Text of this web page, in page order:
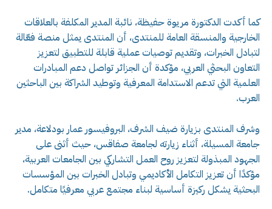
كما أكدت الدكتورة مريوة حفيظة، نائبة المدير المكلفة بالعلاقات
الخارجية والمنسقة العامة للمنتدى، أن المنتدى يمثل منصة فعّالة
لتبادل الخبرات، وتقديم توصيات عملية قابلة للتطبيق لتعزيز
التعاون البحثي العربي، مؤكدة أن الجزائر تواصل دعم المبادرات
العلمية التي تدعم الاستدامة المعرفية وتوطيد الشراكة بين الباحثين
العرب.
وشرف المنتدى بزيارة ضيف الشرف، البروفيسور عمار بودلاعة، مدير
جامعة المسيلة، أثناء زيارته لجامعة صفاقس، حيث أثنى على
الجهود المبذولة لتعزيز روح العمل التشاركي بين الجامعات العربية،
مؤكدًا أن تعزيز التكامل الأكاديمي وتبادل الخبرات بين المؤسسات
البحثية يشكل ركيزة أساسية لبناء مجتمع عربي معرفيًا متكامل.